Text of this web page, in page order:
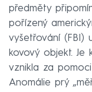
předměty
pořízený
vyšetřování (FBI)
kovový objekt. Je
vznikla za
Anomálie prý